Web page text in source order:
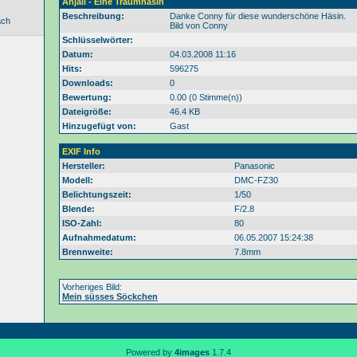
Beschreibung:
Danke Conny für diese wunderschöne Häsin.
Bild von Conny
Schlüsselwörter:
Datum:
04.03.2008 11:16
Hits:
596275
Downloads:
0
Bewertung:
0.00 (0 Stimme(n))
Dateigröße:
46.4 KB
Hinzugefügt von:
Gast
EXIF Info
Hersteller:
Panasonic
Modell:
DMC-FZ30
Belichtungszeit:
1/50
Blende:
F/2.8
ISO-Zahl:
80
Aufnahmedatum:
06.05.2007 15:24:38
Brennweite:
7.8mm
Vorheriges Bild:
Mein süsses Söckchen
Powered by 4images 1.7.4